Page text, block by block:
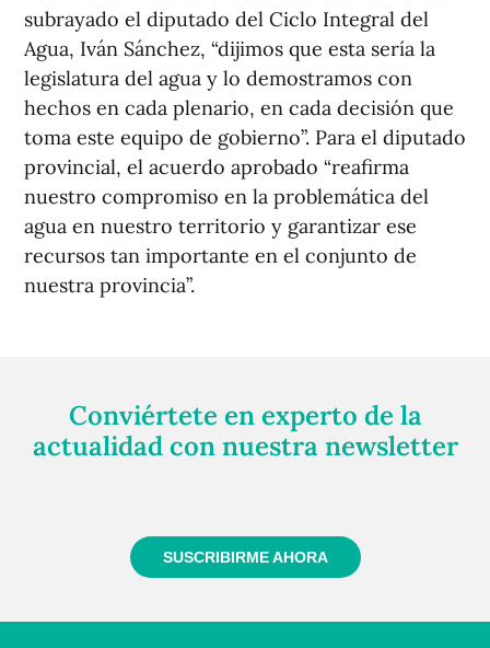
subrayado el diputado del Ciclo Integral del
Agua, Iván Sánchez, “dijimos que esta sería la
legislatura del agua y lo demostramos con
hechos en cada plenario, en cada decisión que
toma este equipo de gobierno”. Para el diputado
provincial, el acuerdo aprobado “reafirma
nuestro compromiso en la problemática del
agua en nuestro territorio y garantizar ese
recursos tan importante en el conjunto de
nuestra provincia”.
Conviértete en experto de la
actualidad con nuestra newsletter
SUSCRIBIRME AHORA